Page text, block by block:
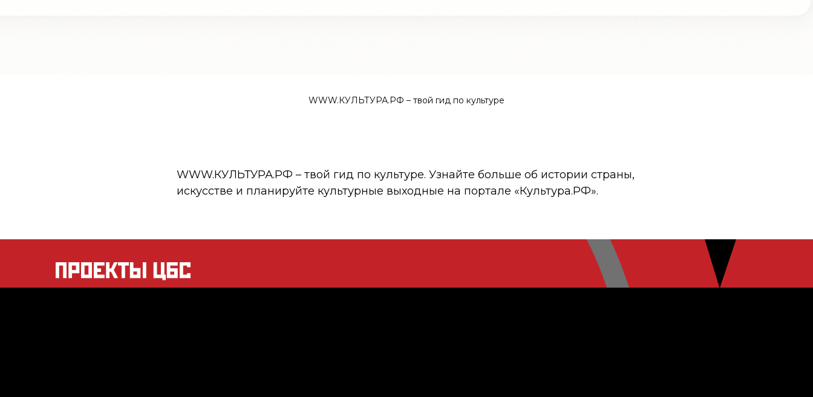
WWW.КУЛЬТУРА.РФ – твой гид по культуре
WWW.КУЛЬТУРА.РФ – твой гид по культуре. Узнайте больше об истории страны,
искусстве и планируйте культурные выходные на портале «Культура.РФ».